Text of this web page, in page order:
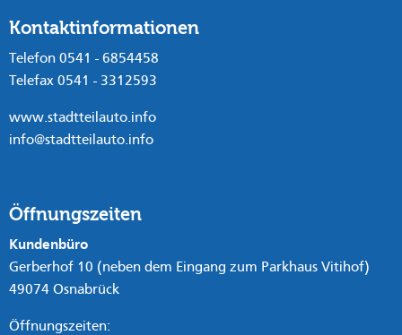
Kontaktinformationen
Telefon 0541 - 6854458
Telefax 0541 - 3312593
www.stadtteilauto.info
info@stadtteilauto.info
Öffnungszeiten
Kundenbüro
Gerberhof 10 (neben dem Eingang zum Parkhaus Vitihof)
49074 Osnabrück
Öffnungszeiten: